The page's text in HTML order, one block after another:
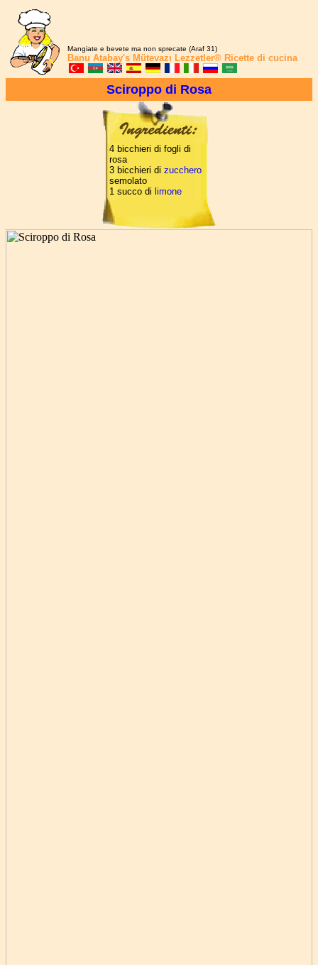
Mangiate e bevete ma non sprecate (Araf 31)
Banu Atabay's Mütevazı Lezzetler® Ricette di cucina
Sciroppo di Rosa
4 bicchieri di fogli di
rosa
3 bicchieri di zucchero
semolato
1 succo di limone